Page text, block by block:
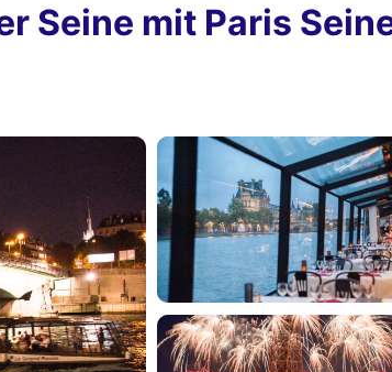
Seine mit Paris